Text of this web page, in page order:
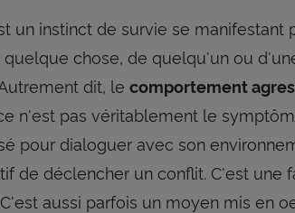
un instinct de survie se
chose, de quelqu'un ou
dit, le comportement
n'est pas véritablement le
pour dialoguer avec son
de déclencher un conflit. C'est une
aussi parfois un moyen mis en